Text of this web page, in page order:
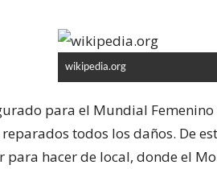
wikipedia.org
para el Mundial
todos los daños. De
para hacer de local, donde el